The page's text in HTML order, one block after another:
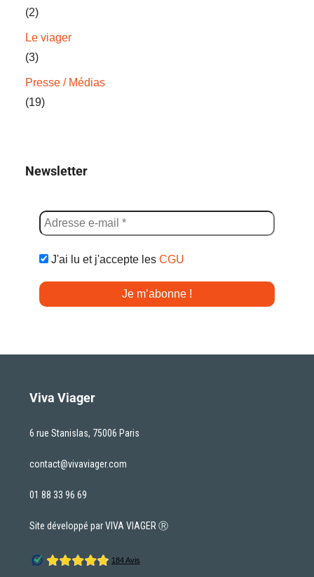
(2)
Le viager
(3)
Presse / Médias
(19)
Newsletter
J'ai lu et j'accepte les CGU
Viva Viager
6 rue Stanislas, 75006 Paris
contact@vivaviager.com
01 88 33 96 69
Site développé par VIVA VIAGER Ⓡ